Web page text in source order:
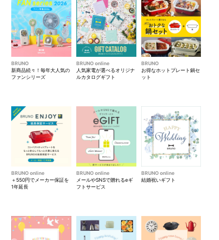
BRUNO
新商品続々！毎年大人気の
ファンシリーズ
BRUNO online
人気家電が選べるオリジナ
ルカタログギフト
BRUNO
お得なホットプレート鍋セ
ット
BRUNO online
＋550円でメーカー保証を
1年延長
BRUNO online
メールやSNSで贈れるeギ
フトサービス
BRUNO online
結婚祝いギフト